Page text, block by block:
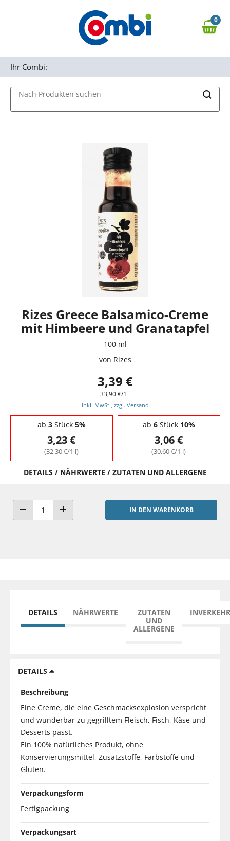
Zur Navigation springen
0,00 €
0
Nach Produkten suchen
Ihr Combi:
Rizes Greece Balsamico-Creme
mit Himbeere und Granatapfel
100 ml
von Rizes
3,39 €
33,90 €/1 l
inkl. MwSt., zzgl. Versand
Staffelpreise - Mengenrabatt
ab 3Stück 5%
3,23 €
(32,30 €/1 l)
ab 6Stück 10%
3,06 €
(30,60 €/1 l)
DETAILS / NÄHRWERTE / ZUTATEN UND ALLERGENE
ANZAHL VERRINGERNANZAHL ERHÖHEN
IN DEN WARENKORB
DETAILS NÄHRWERTE
ZUTATEN
UND
ALLERGENE
DETAILS
Beschreibung
Eine Creme, die eine Geschmacksexplosion verspricht
und wunderbar zu gegrilltem Fleisch, Fisch, Käse und
Desserts passt.
Ein 100% natürliches Produkt, ohne
Konservierungsmittel, Zusatzstoffe, Farbstoffe und
Gluten.
Verpackungsform
Fertigpackung
Verpackungsart